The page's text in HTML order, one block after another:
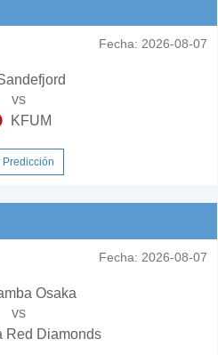
Fecha: 2026-08-07
vs
KFUM
Predicción
Fecha: 2026-08-07
Osaka
vs
Red Diamonds